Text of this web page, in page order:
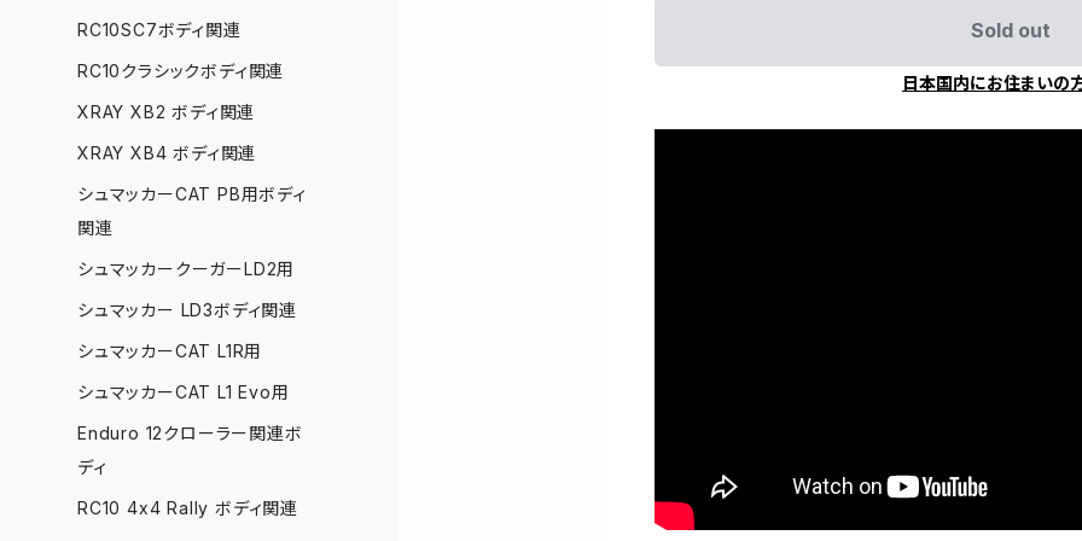
Sold out
日本国内にお住まいの
RC10SC7ボディ関連
RC10クラシックボディ関連
XRAY XB2 ボディ関連
XRAY XB4 ボディ関連
シュマッカーCAT PB用ボディ
関連
シュマッカークーガーLD2用
シュマッカー LD3ボディ関連
シュマッカーCAT L1R用
シュマッカーCAT L1 Evo用
Enduro 12クローラー関連ボ
ディ
RC10 4x4 Rally ボディ関連